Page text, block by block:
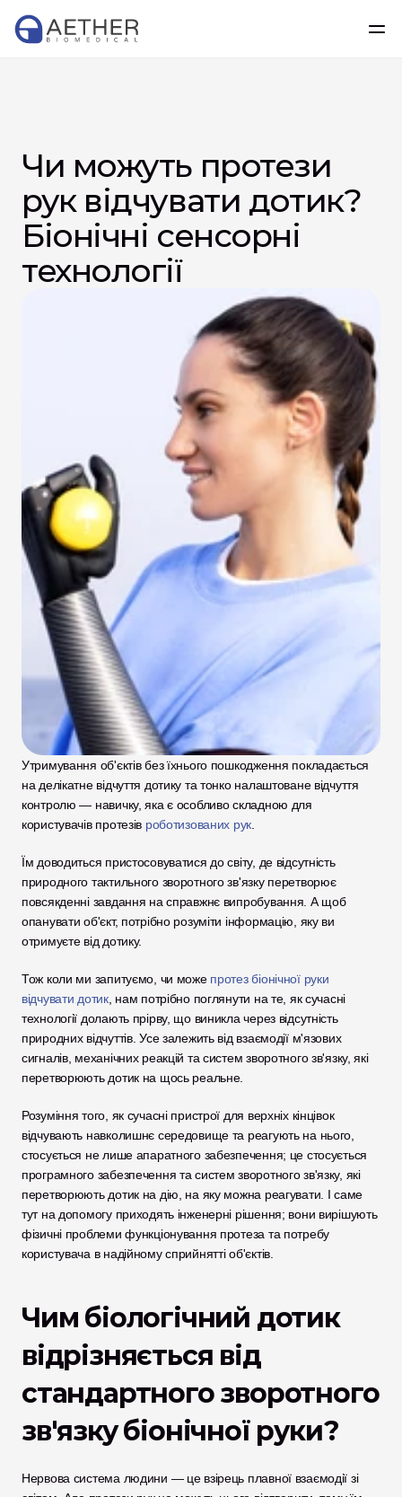
Чи можуть протези
рук відчувати дотик?
Біонічні сенсорні
технології
Утримування об'єктів без їхнього пошкодження покладається
на делікатне відчуття дотику та тонко налаштоване відчуття
контролю — навичку, яка є особливо складною для
користувачів протезів роботизованих рук
Їм доводиться пристосовуватися до світу, де відсутність
природного тактильного зворотного зв'язку перетворює
повсякденні завдання на справжнє випробування. А щоб
опанувати об'єкт, потрібно розуміти інформацію, яку ви
отримуєте від дотику.
Тож коли ми запитуємо, чи може протез біонічної руки
відчувати дотик, нам потрібно поглянути на те, як сучасні
технології долають прірву, що виникла через відсутність
природних відчуттів. Усе залежить від взаємодії м'язових
сигналів, механічних реакцій та систем зворотного зв'язку, які
перетворюють дотик на щось реальне.
Розуміння того, як сучасні пристрої для верхніх кінцівок
відчувають навколишнє середовище та реагують на нього,
стосується не лише апаратного забезпечення; це стосується
програмного забезпечення та систем зворотного зв'язку, які
перетворюють дотик на дію, на яку можна реагувати. І саме
тут на допомогу приходять інженерні рішення; вони вирішують
фізичні проблеми функціонування протеза та потребу
користувача в надійному сприйнятті об'єктів.
Чим біологічний дотик
відрізняється від
стандартного зворотного
зв'язку біонічної руки?
Нервова система людини — це взірець плавної взаємодії зі